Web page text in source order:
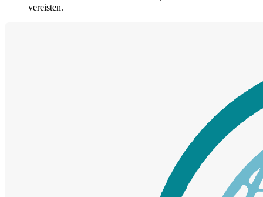
vereisten.